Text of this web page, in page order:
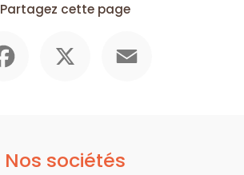
Partagez cette page
Nos sociétés